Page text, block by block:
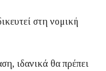
στη νομική
ιδανικά θα πρέπει